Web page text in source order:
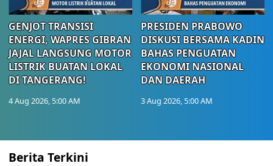
GENJOT TRANSISI
ENERGI, WAPRES GIBRAN
JAJAL LANGSUNG MOTOR
LISTRIK BUATAN LOKAL
DI TANGERANG!
4 Aug 2026, 5:00 AM
PRESIDEN PRABOWO
DISKUSI BERSAMA KADIN
BAHAS PENGUATAN
EKONOMI NASIONAL
DAN DAERAH
3 Aug 2026, 5:00 AM
Berita Terkini